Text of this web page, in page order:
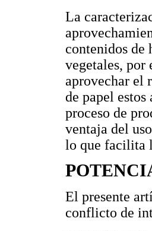
La
contenidos de
vegetales, por
aprovechar el
de papel
proceso de
ventaja del
lo que facilita
El presente
conflicto de